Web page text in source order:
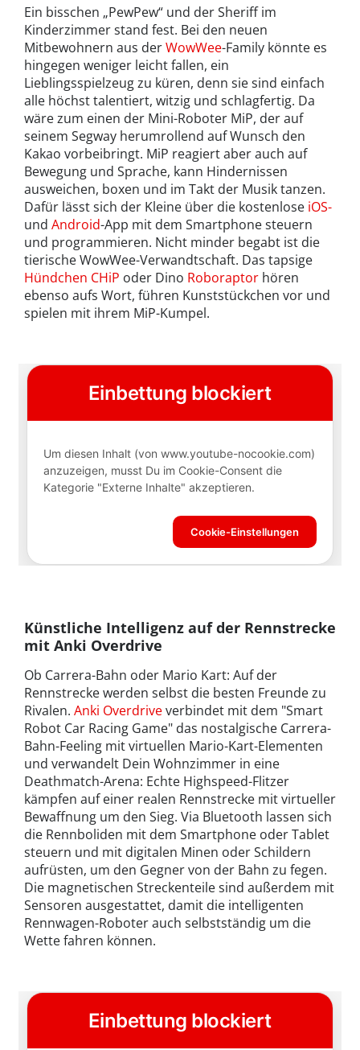
Ein bisschen „PewPew“ und der Sheriff im
Kinderzimmer stand fest. Bei den neuen
Mitbewohnern aus derWowWee-Family könnte es
hingegen weniger leicht fallen, ein
Lieblingsspielzeug zu küren, denn sie sind einfach
alle höchst talentiert, witzig und schlagfertig. Da
wäre zum einen der Mini-Roboter MiP, der auf
seinem Segway herumrollend auf Wunsch den
Kakao vorbeibringt. MiP reagiert aber auch auf
Bewegung und Sprache, kann Hindernissen
ausweichen, boxen und im Takt der Musik tanzen.
Dafür lässt sich der Kleine über die kostenlose iOS-
und Android-App mit dem Smartphone steuern
und programmieren. Nicht minder begabt ist die
tierische WowWee-Verwandtschaft. Das tapsige
Hündchen CHiP oder Dino Roboraptor hören
ebenso aufs Wort, führen Kunststückchen vor und
spielen mit ihrem MiP-Kumpel.
Künstliche Intelligenz auf der Rennstrecke
mit Anki Overdrive
Ob Carrera-Bahn oder Mario Kart: Auf der
Rennstrecke werden selbst die besten Freunde zu
Rivalen. Anki Overdriveverbindet mit dem "Smart
Robot Car Racing Game" das nostalgische Carrera-
Bahn-Feeling mit virtuellen Mario-Kart-Elementen
und verwandelt Dein Wohnzimmer in eine
Deathmatch-Arena: Echte Highspeed-Flitzer
kämpfen auf einer realen Rennstrecke mit virtueller
Bewaffnung um den Sieg. Via Bluetooth lassen sich
die Rennboliden mit dem Smartphone oder Tablet
steuern und mit digitalen Minen oder Schildern
aufrüsten, um den Gegner von der Bahn zu fegen.
Die magnetischen Streckenteile sind außerdem mit
Sensoren ausgestattet, damit die intelligenten
Rennwagen-Roboter auch selbstständig um die
Wette fahren können.